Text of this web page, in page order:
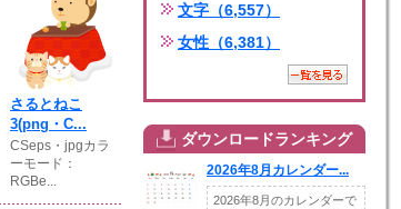
さるとねこ
3(png・C...
CSeps・jpgカラ
ーモード：
RGBe...
文字（6,557）
女性（6,381）
ダウンロードランキング
2026年8月カレンダー...
2026年8月のカレンダーで